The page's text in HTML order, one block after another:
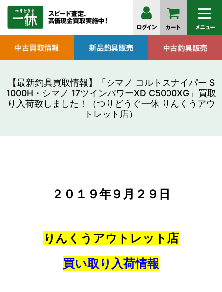
【最新釣具買取情報】「シマノ コルトスナイパー S
1000H・シマノ 17ツインパワーXD C5000XG」買取
り入荷致しました！（つりどうぐ一休 りんくうアウ
トレット店）
２０１９年９月２９ 日
りんくうアウトレット店
買い取り入荷情報